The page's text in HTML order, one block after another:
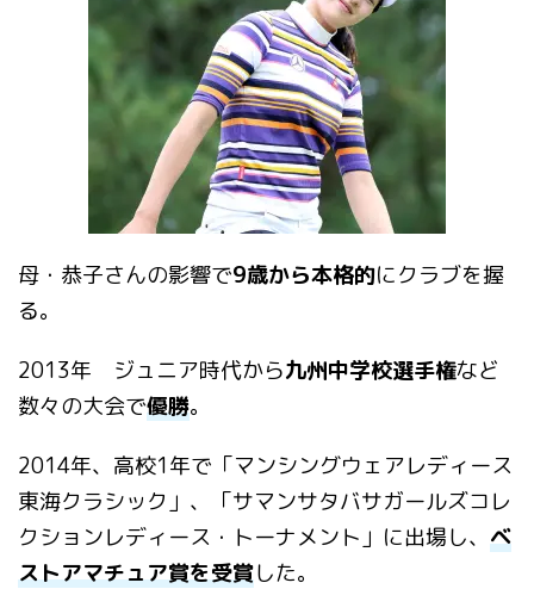
母・恭子さんの影響で9歳から本格的にクラブを握
る。
2013年 ジュニア時代から九州中学校選手権など
数々の大会で優勝。
2014年、高校1年で「マンシングウェアレディース
東海クラシック」、「サマンサタバサガールズコレ
クションレディース・トーナメント」に出場し、 ベ
ストアマチュア賞を受賞した。